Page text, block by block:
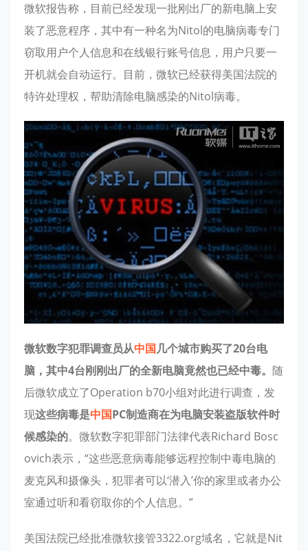
微软报告称，目前已经发现一批刚出厂的新电脑上安
装了恶意程序，其中有一种名为Nitol的电脑病毒专门
窃取用户个人信息和在线银行账号信息，用户只要一
开机就会自动运行。目前，微软已经获得美国法院的
特许处理权，帮助清除电脑感染的Nitol病毒。
微软数字犯罪调查员从中国几个城市购买了20台电
脑，其中4台刚刚出厂的全新电脑竟然也已经中毒。 随
后微软成立了Operation b70小组对此进行调查，发
现这些病毒是中国PC制造商在为电脑安装盗版软件时
候感染的。微软数字犯罪部门法律代表Richard Bosc
ovich表示，“这些恶意病毒能够远程控制中毒电脑的
麦克风和摄像头，犯罪者可以‘潜入’你的家里或者办公
室通过听和看窃取你的个人信息。”
美国法院已经批准微软接管3322.org域名，它就是Nit